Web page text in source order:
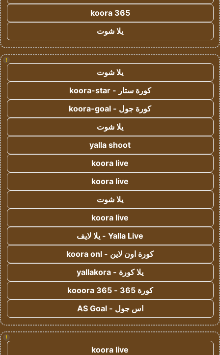
koora 365
يلا شوت
!
يلا شوت
كورة ستار - koora-star
كورة جول - koora-goal
يلا شوت
yalla shoot
koora live
koora live
يلا شوت
koora live
Yalla Live - يلا لايف
كورة اون لاين - koora onl
يلا كورة - yallakora
كورة 365 - kooora 365
اس جول - AS Goal
!
koora live